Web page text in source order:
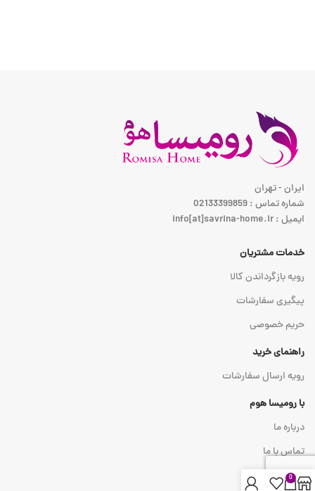
ایران - تهران
شماره تماس : 02133399859
ایمیل : info[at]savrina-home.ir
خدمات مشتریان
رویه بازگرداندن کالا
پیگیری سفارشات
حریم خصوصی
راهنمای خرید
رویه ارسال سفارشات
با رومیسا هوم
درباره ما
تماس با ما
0